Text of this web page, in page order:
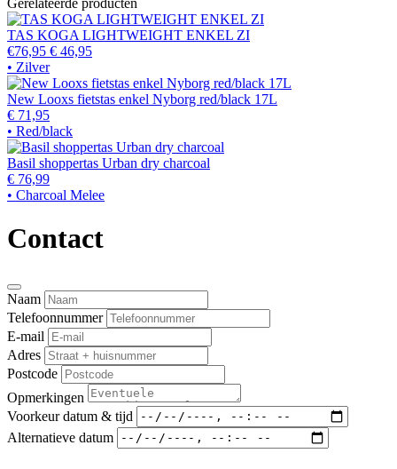
TAS KOGA LIGHTWEIGHT ENKEL ZI
€76,95 € 46,95
• Zilver
New Looxs fietstas enkel Nyborg red/black 17L
€ 71,95
• Red/black
Basil shoppertas Urban dry charcoal
€ 76,99
• Charcoal Melee
Contact
Naam
Telefoonnummer
E-mail
Adres
Postcode
Opmerkingen
Voorkeur datum & tijd
Alternatieve datum